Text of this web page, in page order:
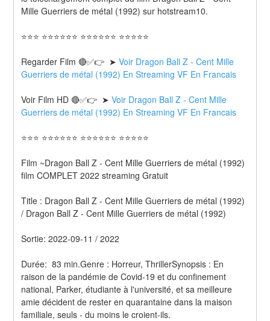
Mille Guerriers de métal (1992) sur hotstream10.
⭐⭐⭐ ⭐⭐⭐⭐⭐⭐ ⭐⭐⭐⭐⭐⭐ ⭐⭐⭐⭐⭐
Regarder Film 🔴✅👉  ➤ Voir Dragon Ball Z - Cent Mille
Guerriers de métal (1992) En Streaming VF En Francais
Voir Film HD 🔴✅👉  ➤ Voir Dragon Ball Z - Cent Mille
Guerriers de métal (1992) En Streaming VF En Francais
⭐⭐⭐ ⭐⭐⭐⭐⭐⭐ ⭐⭐⭐⭐⭐⭐ ⭐⭐⭐⭐⭐
Film ~Dragon Ball Z - Cent Mille Guerriers de métal (1992)
film COMPLET 2022 streaming Gratuit
Title : Dragon Ball Z - Cent Mille Guerriers de métal (1992)
/ Dragon Ball Z - Cent Mille Guerriers de métal (1992)
Sortie: 2022-09-11 / 2022
Durée:  83 min.Genre : Horreur, ThrillerSynopsis : En
raison de la pandémie de Covid-19 et du confinement
national, Parker, étudiante à l'université, et sa meilleure
amie décident de rester en quarantaine dans la maison
familiale, seuls - du moins le croient-ils.